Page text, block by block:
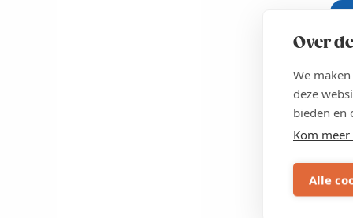
Over
We
deze
bieden en
Kom
Alle
als
OOST-